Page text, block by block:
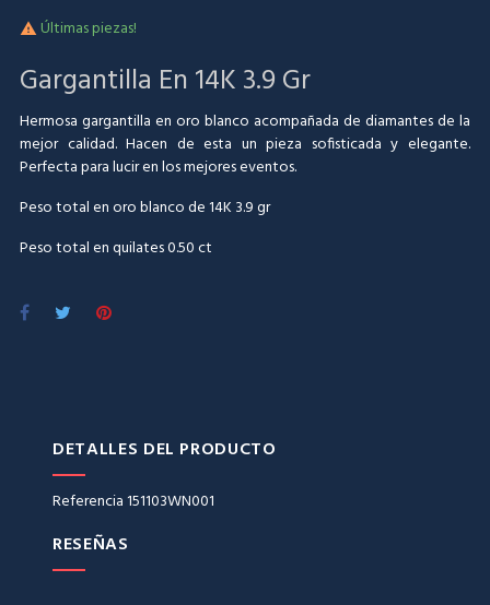
 Últimas piezas!
Gargantilla En 14K 3.9 Gr
Hermosa gargantilla en oro blanco acompañada de diamantes de la
mejor calidad. Hacen de esta un pieza sofisticada y elegante.
Perfecta para lucir en los mejores eventos.
Peso total en oro blanco de 14K 3.9 gr
Peso total en quilates 0.50 ct
DETALLES DEL PRODUCTO
Referencia151103WN001
RESEÑAS